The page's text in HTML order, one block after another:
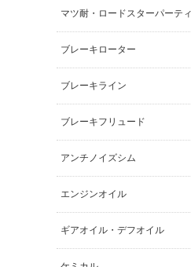
マツ耐・ロードスターパーテ
ブレーキローター
ブレーキライン
ブレーキフリュード
アンチノイズシム
エンジンオイル
ギアオイル・デフオイル